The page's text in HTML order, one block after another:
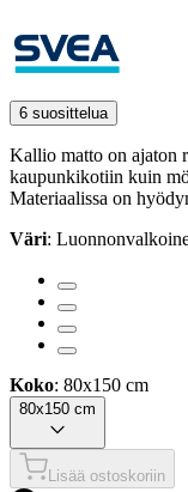
6 suosittelua
Kallio matto on ajaton
kaupunkikotiin kuin
Materiaalissa on
Väri:
Koko: 80x150 cm
80x150 cm
Lisää ostoskoriin